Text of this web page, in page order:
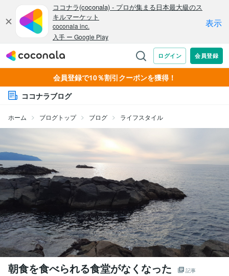
会員登録で10％割引クーポンを獲得！
ココナラブログ
ホーム ブログトップ ブログ ライフスタイル
朝食を食べられる食堂がなくなった 記事